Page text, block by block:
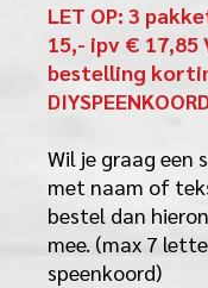
LET OP: 3
15,- ipv € 17,85
bestelling
Wil je graag een
met naam of
bestel dan
mee. (max 7
speenkoord)